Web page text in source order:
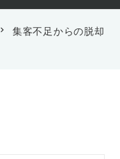
chevron_right 集客不足からの脱却